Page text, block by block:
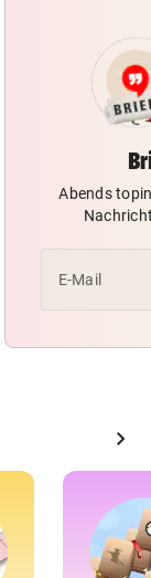
Abends
E-Mail
chevron_right